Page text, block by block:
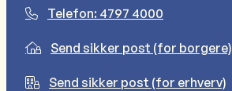
Telefon: 4797 4000
Send sikker post (for borgere)
Send sikker post (for erhverv)